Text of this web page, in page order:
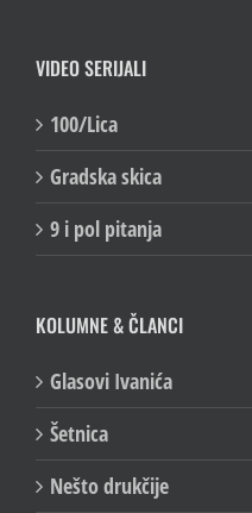
VIDEO SERIJALI
100/Lica
Gradska skica
9 i pol pitanja
KOLUMNE & ČLANCI
Glasovi Ivanića
Šetnica
Nešto drukčije